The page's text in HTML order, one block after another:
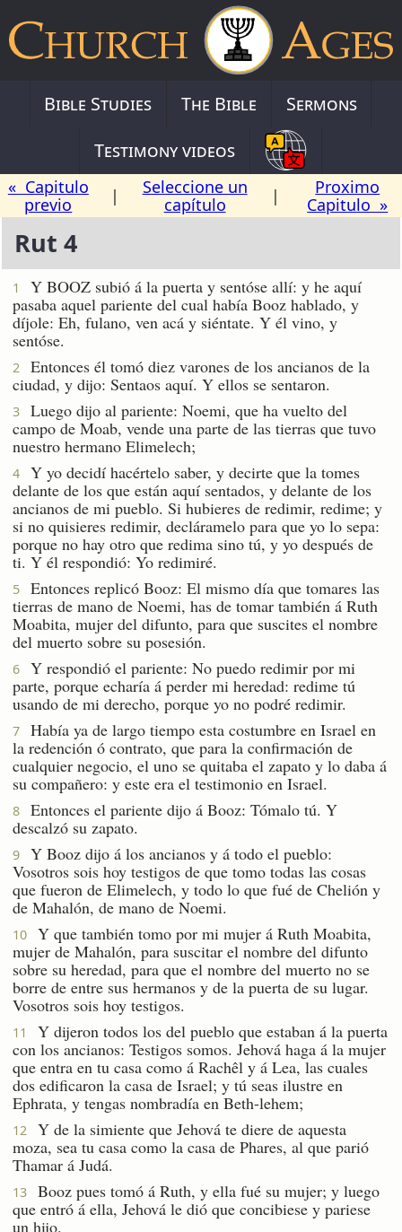
Bible Studies The Bible
Sermons
Testimony videos
« Capitulo
previo
|
Seleccione un
capítulo
|
Proximo
Capitulo »
Rut 4
1
Y BOOZ subió á la puerta y sentóse allí: y he aquí
pasaba aquel pariente del cual había Booz hablado, y
díjole: Eh, fulano, ven acá y siéntate. Y él vino, y
sentóse.
2
Entonces él tomó diez varones de los ancianos de la
ciudad, y dijo: Sentaos aquí. Y ellos se sentaron.
3
Luego dijo al pariente: Noemi, que ha vuelto del
campo de Moab, vende una parte de las tierras que tuvo
nuestro hermano Elimelech;
4
Y yo decidí hacértelo saber, y decirte que la tomes
delante de los que están aquí sentados, y delante de los
ancianos de mi pueblo. Si hubieres de redimir, redime; y
si no quisieres redimir, decláramelo para que yo lo sepa:
porque no hay otro que redima sino tú, y yo después de
ti. Y él respondió: Yo redimiré.
5
Entonces replicó Booz: El mismo día que tomares las
tierras de mano de Noemi, has de tomar también á Ruth
Moabita, mujer del difunto, para que suscites el nombre
del muerto sobre su posesión.
6
Y respondió el pariente: No puedo redimir por mi
parte, porque echaría á perder mi heredad: redime tú
usando de mi derecho, porque yo no podré redimir.
7
Había ya de largo tiempo esta costumbre en Israel en
la redención ó contrato, que para la confirmación de
cualquier negocio, el uno se quitaba el zapato y lo daba á
su compañero: y este era el testimonio en Israel.
8
Entonces el pariente dijo á Booz: Tómalo tú. Y
descalzó su zapato.
9
Y Booz dijo á los ancianos y á todo el pueblo:
Vosotros sois hoy testigos de que tomo todas las cosas
que fueron de Elimelech, y todo lo que fué de Chelión y
de Mahalón, de mano de Noemi.
10
Y que también tomo por mi mujer á Ruth Moabita,
mujer de Mahalón, para suscitar el nombre del difunto
sobre su heredad, para que el nombre del muerto no se
borre de entre sus hermanos y de la puerta de su lugar.
Vosotros sois hoy testigos.
11
Y dijeron todos los del pueblo que estaban á la puerta
con los ancianos: Testigos somos. Jehová haga á la mujer
que entra en tu casa como á Rachêl y á Lea, las cuales
dos edificaron la casa de Israel; y tú seas ilustre en
Ephrata, y tengas nombradía en Beth-lehem;
12
Y de la simiente que Jehová te diere de aquesta
moza, sea tu casa como la casa de Phares, al que parió
Thamar á Judá.
13
Booz pues tomó á Ruth, y ella fué su mujer; y luego
que entró á ella, Jehová le dió que concibiese y pariese
un hijo.